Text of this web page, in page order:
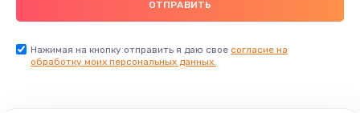
Нажимая на кнопку отправить я даю свое согласие на
обработку моих персональных данных.